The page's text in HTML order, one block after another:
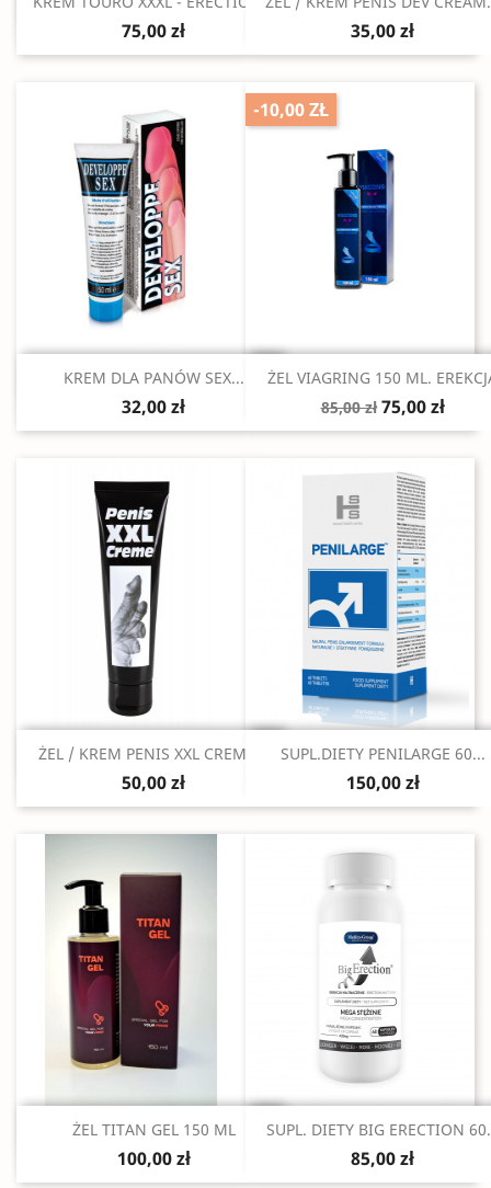
75,00 zł 35,00 zł
Szybki podgląd
KREM DLA PANÓW SEX...
32,00 zł
Szybki podgląd
ŻEL VIAGRING 150 ML.
85,00 zł 75,00 zł
-10,00 ZŁ
Szybki podgląd
ŻEL / KREM PENIS XXL CREME...
50,00 zł
Szybki podgląd
SUPL.DIETY PENILARGE 60...
150,00 zł
Szybki podgląd
ŻEL TITAN GEL 150 ML
100,00 zł
Szybki podgląd
SUPL. DIETY BIG ERECTION
85,00 zł